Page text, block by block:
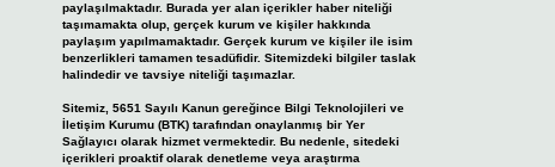
paylaşılmaktadır. Burada yer alan içerikler haber niteliği
taşımamakta olup, gerçek kurum ve kişiler hakkında
paylaşım yapılmamaktadır. Gerçek kurum ve kişiler ile isim
benzerlikleri tamamen tesadüfidir. Sitemizdeki bilgiler taslak
halindedir ve tavsiye niteliği taşımazlar.
Sitemiz, 5651 Sayılı Kanun gereğince Bilgi Teknolojileri ve
İletişim Kurumu (BTK) tarafından onaylanmış bir Yer
Sağlayıcı olarak hizmet vermektedir. Bu nedenle, sitedeki
içerikleri proaktif olarak denetleme veya araştırma